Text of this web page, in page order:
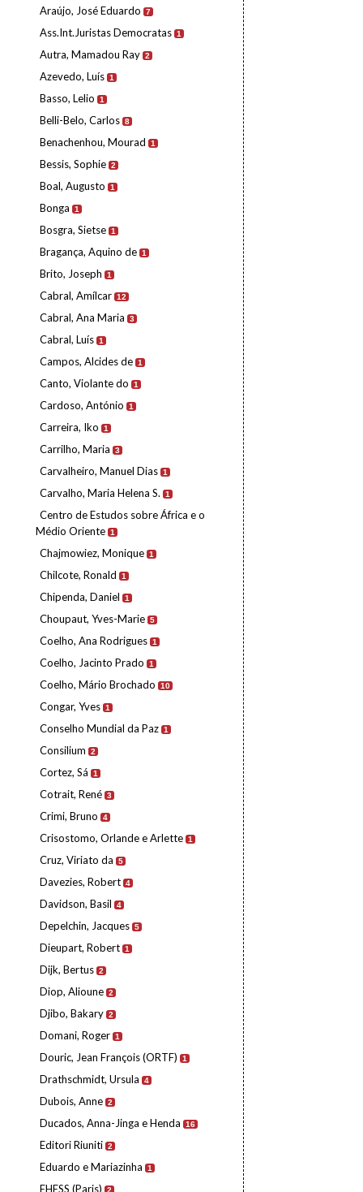
Araújo, José Eduardo 7
Ass.Int.Juristas Democratas 1
Autra, Mamadou Ray 2
Azevedo, Luís 1
Basso, Lelio 1
Belli-Belo, Carlos 8
Benachenhou, Mourad 1
Bessis, Sophie 2
Boal, Augusto 1
Bonga 1
Bosgra, Sietse 1
Bragança, Aquino de 1
Brito, Joseph 1
Cabral, Amílcar 12
Cabral, Ana Maria 3
Cabral, Luís 1
Campos, Alcides de 1
Canto, Violante do 1
Cardoso, António 1
Carreira, Iko 1
Carrilho, Maria 3
Carvalheiro, Manuel Dias 1
Carvalho, Maria Helena S. 1
Centro de Estudos sobre África e o
Médio Oriente 1
Chajmowiez, Monique 1
Chilcote, Ronald 1
Chipenda, Daniel 1
Choupaut, Yves-Marie 5
Coelho, Ana Rodrigues 1
Coelho, Jacinto Prado 1
Coelho, Mário Brochado 10
Congar, Yves 1
Conselho Mundial da Paz 1
Consilium 2
Cortez, Sá 1
Cotrait, René 3
Crimi, Bruno 4
Crisostomo, Orlande e Arlette 1
Cruz, Viriato da 5
Davezies, Robert 4
Davidson, Basil 4
Depelchin, Jacques 5
Dieupart, Robert 1
Dijk, Bertus 2
Diop, Alioune 2
Djibo, Bakary 2
Domani, Roger 1
Douric, Jean François (ORTF) 1
Drathschmidt, Ursula 4
Dubois, Anne 2
Ducados, Anna-Jinga e Henda 16
Editori Riuniti 2
Eduardo e Mariazinha 1
EHESS (Paris) 2